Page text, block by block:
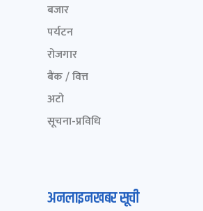
बजार
पर्यटन
रोजगार
बैंक / वित्त
अटो
सूचना-प्रविधि
अनलाइनखबर सूची